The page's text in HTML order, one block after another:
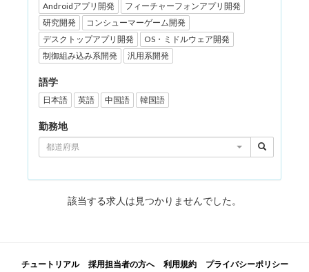
Androidアプリ開発
フィーチャーフォンアプリ開発
研究開発
コンシューマーゲーム開発
デスクトップアプリ開発
OS・ミドルウェア開発
制御組み込み系開発
汎用系開発
語学
日本語 英語 中国語 韓国語
勤務地
都道府県
該当する求人は見つかりませんでした。
チュートリアル 採用担当者の方へ 利用規約 プライバシーポリシー